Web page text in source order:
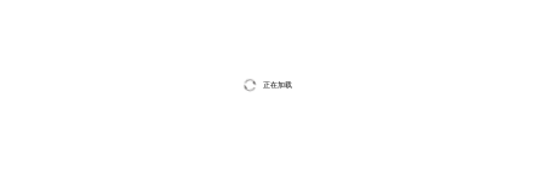
正在加载